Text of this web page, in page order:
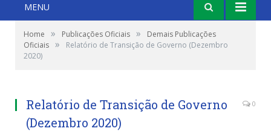
MENU
Home » Publicações Oficiais »
Demais Publicações
Oficiais »
Relatório de Transição de Governo (Dezembro
2020)
Relatório de Transição de Governo
(Dezembro 2020)
0